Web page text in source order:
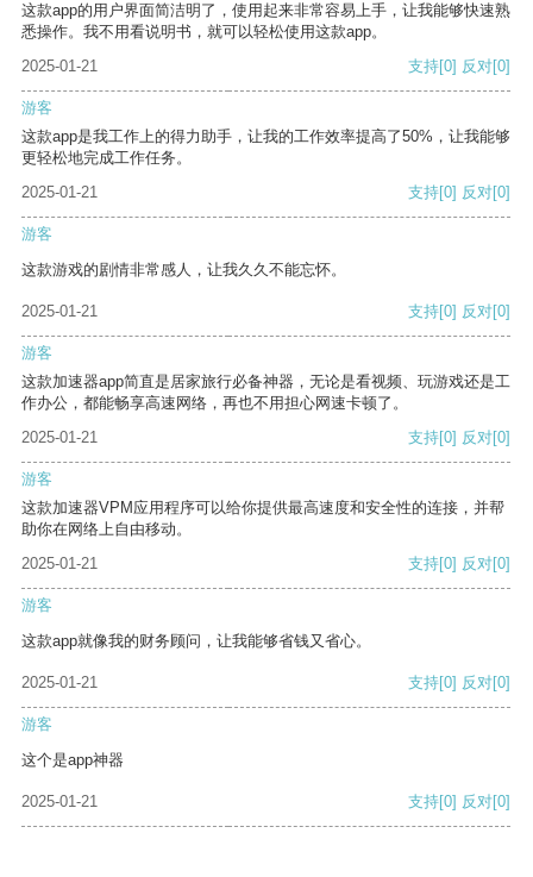
这款app的用户界面简洁明了，使用起来非常容易上手，让我能够快速熟
悉操作。我不用看说明书，就可以轻松使用这款app。
2025-01-21
支持[0] 反对[0]
游客
这款app是我工作上的得力助手，让我的工作效率提高了50%，让我能够
更轻松地完成工作任务。
2025-01-21
支持[0] 反对[0]
游客
这款游戏的剧情非常感人，让我久久不能忘怀。
2025-01-21 支持[0] 反对[0]
游客
这款加速器app简直是居家旅行必备神器，无论是看视频、玩游戏还是工
作办公，都能畅享高速网络，再也不用担心网速卡顿了。
2025-01-21
支持[0] 反对[0]
游客
这款加速器VPM应用程序可以给你提供最高速度和安全性的连接，并帮
助你在网络上自由移动。
2025-01-21
支持[0] 反对[0]
游客
这款app就像我的财务顾问，让我能够省钱又省心。
2025-01-21 支持[0] 反对[0]
游客
这个是app神器
2025-01-21 支持[0] 反对[0]